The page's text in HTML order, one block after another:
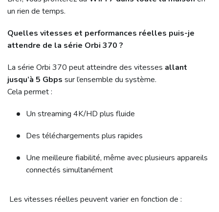
un rien de temps.
Quelles vitesses et performances réelles puis-je
attendre de la série Orbi 370 ?
La série Orbi 370 peut atteindre des vitesses allant
jusqu’à 5 Gbps sur l’ensemble du système.
Cela permet :
Un streaming 4K/HD plus fluide
Des téléchargements plus rapides
Une meilleure fiabilité, même avec plusieurs appareils
connectés simultanément
Les vitesses réelles peuvent varier en fonction de :